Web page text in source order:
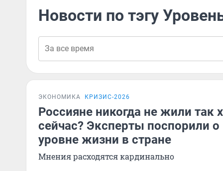
Новости по тэгу
ЭКОНОМИКА КРИЗИС-2026
Россияне никогда не жили так
сейчас? Эксперты поспорили
уровне жизни в стране
Мнения расходятся кардинально